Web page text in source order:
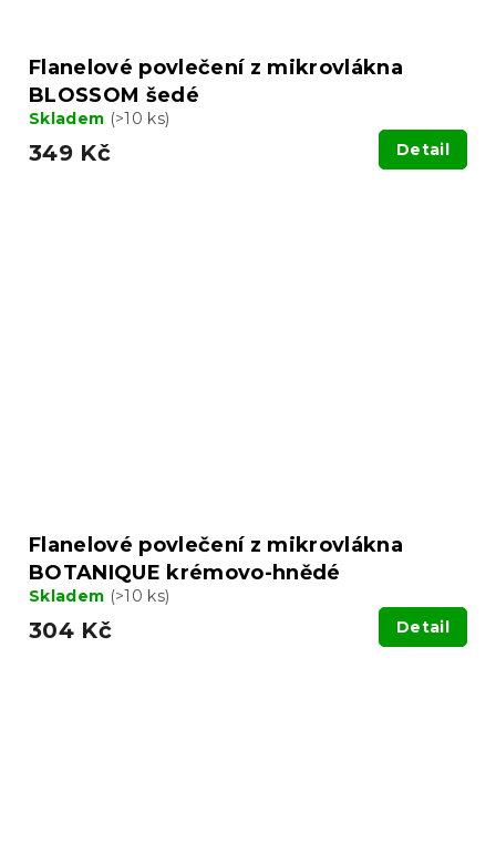
Flanelové povlečení z mikrovlákna
BLOSSOM šedé
Skladem (>10 ks)
349 Kč Detail
Flanelové povlečení z mikrovlákna
BOTANIQUE krémovo-hnědé
Skladem (>10 ks)
304 Kč Detail